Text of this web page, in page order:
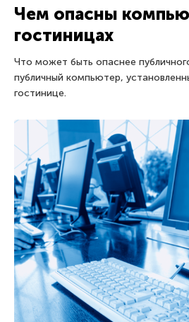
Чем опасны
гостиницах
Что может быть опаснее
публичный компьютер,
гостинице.